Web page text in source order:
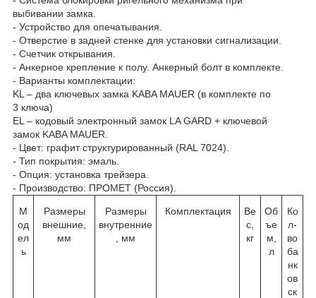
выбивании замка.
- Устройство для опечатывания.
- Отверстие в задней стенке для установки сигнализации.
- Счетчик открывания.
- Анкерное крепление к полу. Анкерный болт в комплекте.
- Варианты комплектации:
KL – два ключевых замка KABA MAUER (в комплекте по
3 ключа)
EL – кодовый электронный замок LA GARD + ключевой
замок KABA MAUER.
- Цвет: графит структурированный (RAL 7024).
- Тип покрытия: эмаль.
- Опция: установка трейзера.
- Производство: ПРОМЕТ (Россия).
М
од
ел
ь
Размеры
внешние,
мм
Размеры
внутренние
, мм
Комплектация
Ве
с,
кг
Об
ъе
м,
л
Ко
л-
во
ба
нк
ов
ск